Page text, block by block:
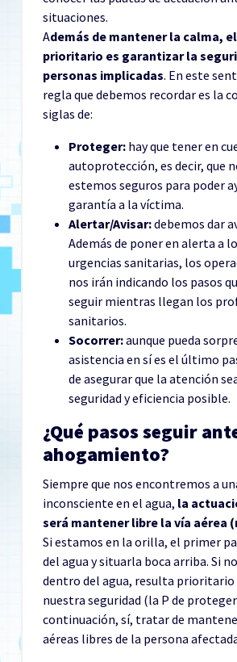
situaciones.
Además de mantener la calma,
prioritario es garantizar la
personas implicadas. En este
regla que debemos recordar es la
siglas de:
Proteger: hay que tener en
autoprotección, es decir, que
estemos seguros para poder
garantía a la víctima.
Alertar/Avisar:debemos dar
Además de poner en alerta a
urgencias sanitarias, los
nos irán indicando los pasos
seguir mientras llegan los
sanitarios.
Socorrer:aunque pueda
asistencia en sí es el último
de asegurar que la atención
seguridad y eficiencia posible.
¿Qué pasos seguir
ahogamiento?
Siempre que nos encontremos a
inconsciente en el agua, la
será mantener libre la vía aérea
Si estamos en la orilla, el primer
del agua y situarla boca arriba. Si
dentro del agua, resulta
nuestra seguridad (la P de proteger
continuación, sí, tratar de
aéreas libres de la persona